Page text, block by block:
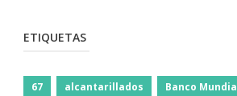
ETIQUETAS
67 alcantarillados Banco